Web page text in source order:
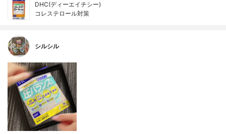
DHC(ディーエイチシー)
コレステロール対策
シルシル